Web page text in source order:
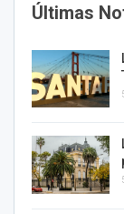
Últimas